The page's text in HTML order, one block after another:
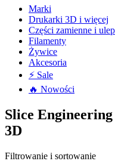
Marki
Drukarki 3D i więcej
Części zamienne i
Filamenty
Żywice
Akcesoria
⚡ Sale
🔥 Nowości
Slice
3D
Filtrowanie i sortowanie